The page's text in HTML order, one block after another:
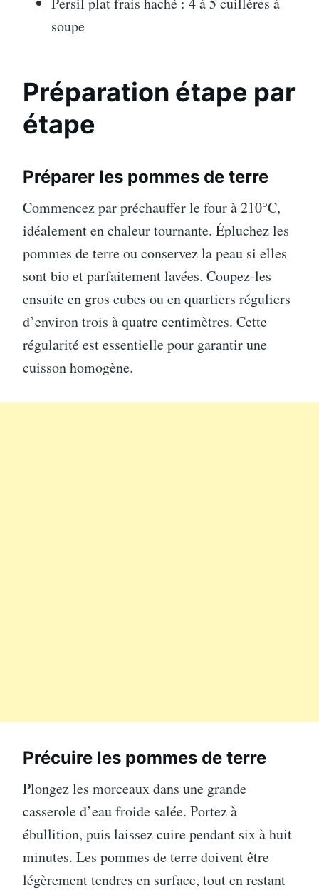
soupe
Préparation étape par
étape
Préparer les pommes de terre
Commencez par préchauffer le four à 210°C,
idéalement en chaleur tournante. Épluchez les
pommes de terre ou conservez la peau si elles
sont bio et parfaitement lavées. Coupez-les
ensuite en gros cubes ou en quartiers réguliers
d’environ trois à quatre centimètres. Cette
régularité est essentielle pour garantir une
cuisson homogène.
Précuire les pommes de terre
Plongez les morceaux dans une grande
casserole d’eau froide salée. Portez à
ébullition, puis laissez cuire pendant six à huit
minutes. Les pommes de terre doivent être
légèrement tendres en surface, tout en restant